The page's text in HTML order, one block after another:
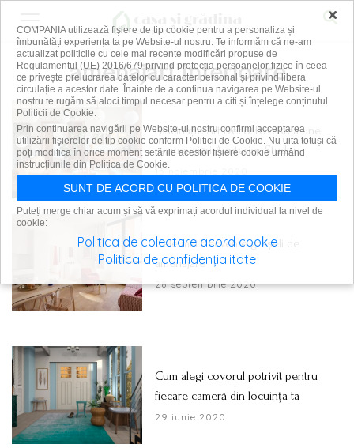
amenajari interioare
Fascinație Art Deco. Povestea unei
reamenajări Annterior Studio
15 noiembrie 2020
Cele mai frecvente greșeli de
amenajare
28 septembrie 2020
Cum alegi covorul potrivit pentru
fiecare cameră din locuința ta
29 iunie 2020
×
COMPANIA utilizează fişiere de tip cookie pentru a personaliza și
îmbunătăți experiența ta pe Website-ul nostru. Te informăm că ne-am
actualizat politicile cu cele mai recente modificări propuse de
Regulamentul (UE) 2016/679 privind protecția persoanelor fizice în ceea
ce privește prelucrarea datelor cu caracter personal și privind libera
circulație a acestor date. Înainte de a continua navigarea pe Website-ul
nostru te rugăm să aloci timpul necesar pentru a citi și înțelege conținutul
Politicii de Cookie.
Prin continuarea navigării pe Website-ul nostru confirmi acceptarea
utilizării fişierelor de tip cookie conform Politicii de Cookie. Nu uita totuși că
poți modifica în orice moment setările acestor fişiere cookie urmând
instrucțiunile din Politica de Cookie.
SUNT DE ACORD CU POLITICA DE COOKIE
Puteți merge chiar acum și să vă exprimați acordul individual la nivel de
cookie:
Politica de colectare acord cookie
Politica de confidențialitate